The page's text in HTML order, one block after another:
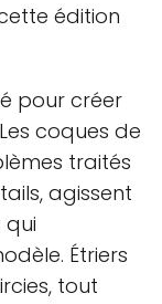
édition
pour créer
coques de
traités
agissent
qui
Étriers
tout